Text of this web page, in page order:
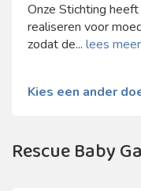
Onze Stichting
realiseren voor
zodat de... lees
Kies een ander
Rescue Baby